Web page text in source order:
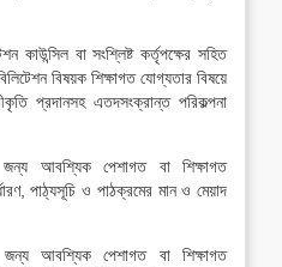
কাউন্সিল বা সংশ্লিষ্ট কর্তৃপক্ষের সহিত
বিষয়ক শিক্ষাগত যোগ্যতার বিষয়ে
প্রদানসহ এতদসংক্রান্ত পরিকল্পনা
জন্য আবশ্যিক পেশাগত বা শিক্ষাগত
পাঠ্যসূচি ও পাঠক্রমের মান ও মেয়াদ
জন্য আবশ্যিক পেশাগত বা শিক্ষাগত